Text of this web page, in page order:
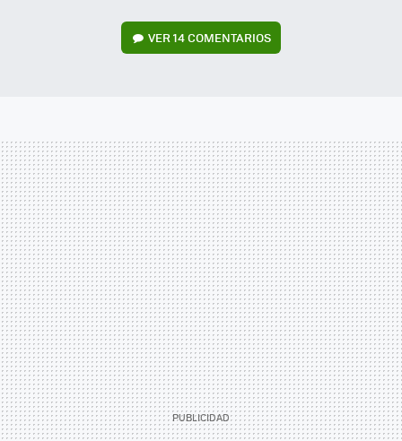
VER14 COMENTARIOS